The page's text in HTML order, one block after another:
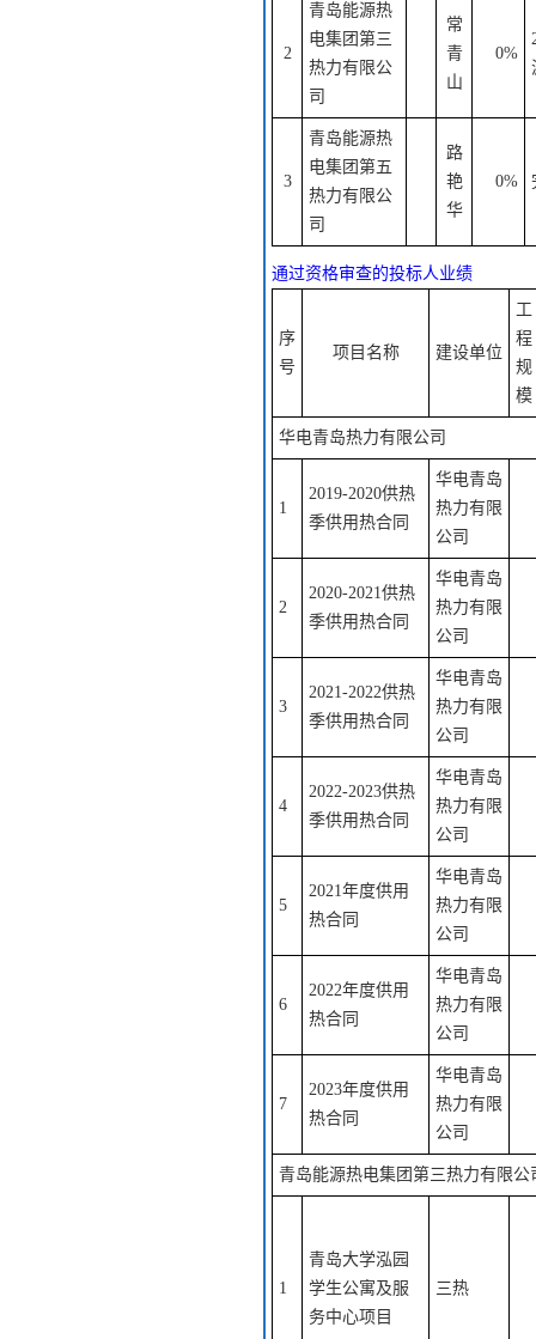
2
青岛能源热
电集团第三
热力有限公
司
常
青
山
0%
3
青岛能源热
电集团第五
热力有限公
司
路
艳
华
0%
通过资格审查的投标人业绩
序
号
项目名称 建设单位
工
程
规
模
华电青岛热力有限公司
1
2019-2020供热
季供用热合同
华电青岛
热力有限
公司
2
2020-2021供热
季供用热合同
华电青岛
热力有限
公司
3
2021-2022供热
季供用热合同
华电青岛
热力有限
公司
4
2022-2023供热
季供用热合同
华电青岛
热力有限
公司
5
2021年度供用
热合同
华电青岛
热力有限
公司
6
2022年度供用
热合同
华电青岛
热力有限
公司
7
2023年度供用
热合同
华电青岛
热力有限
公司
青岛能源热电集团第三热力有限公
1
青岛大学泓园
学生公寓及服
务中心项目
三热